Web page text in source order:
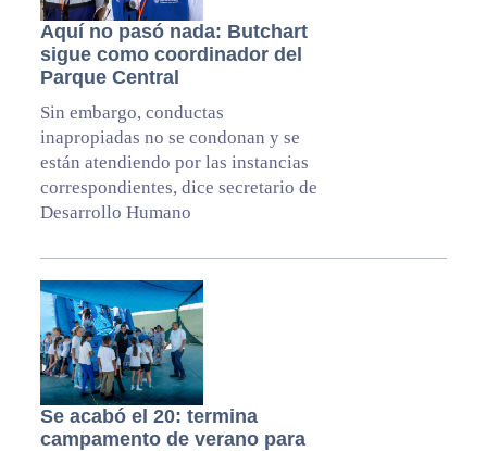
Aquí no pasó nada: Butchart
sigue como coordinador del
Parque Central
Sin embargo, conductas
inapropiadas no se condonan y se
están atendiendo por las instancias
correspondientes, dice secretario de
Desarrollo Humano
Se acabó el 20: termina
campamento de verano para